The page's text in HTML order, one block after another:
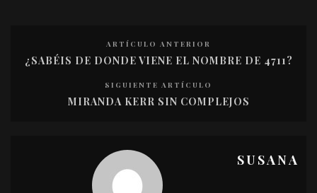
ARTÍCULO ANTERIOR
¿SABÉIS DE DONDE VIENE EL NOMBRE DE 4711?
SIGUIENTE ARTÍCULO
MIRANDA KERR SIN COMPLEJOS
SUSANA